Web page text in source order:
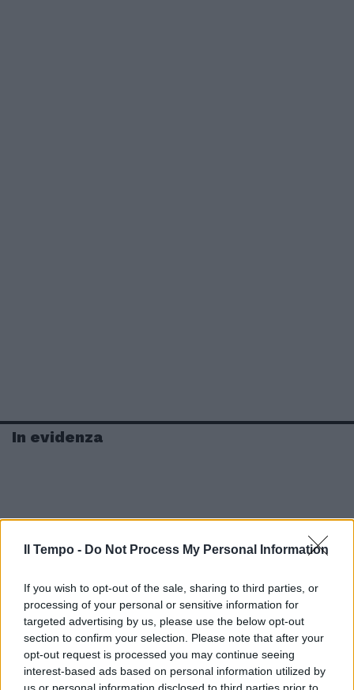
Il Tempo - Do Not Process My Personal Information
If you wish to opt-out of the sale, sharing to third parties, or
processing of your personal or sensitive information for
targeted advertising by us, please use the below opt-out
section to confirm your selection. Please note that after your
opt-out request is processed you may continue seeing
interest-based ads based on personal information utilized by
In evidenza